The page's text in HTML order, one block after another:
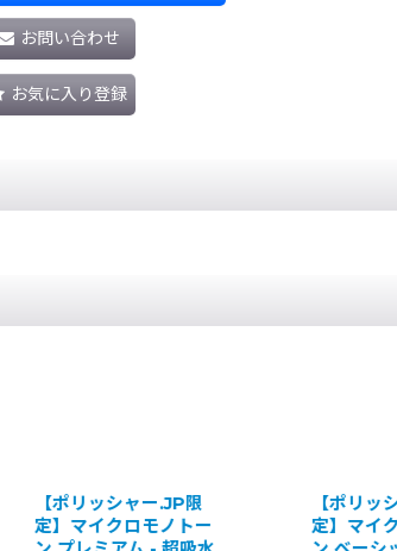
お問い合わせ
お気に入り登録
-
【廃番・再入荷なし】
シーバイエス オキシヴ